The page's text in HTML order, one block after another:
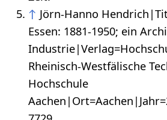
↑ Jörn-Hanno
Essen: 1881-1950; ein
Rheinisch-Westfälische
Hochschule